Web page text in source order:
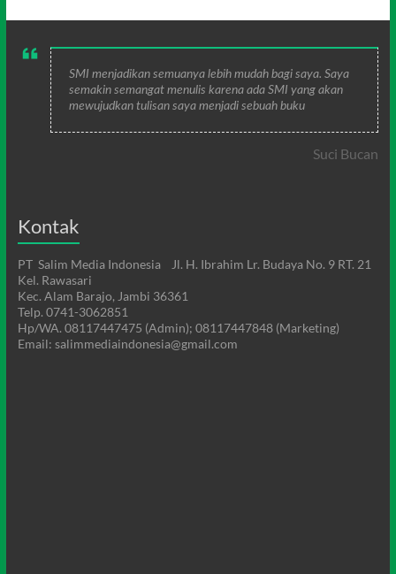
SMI menjadikan semuanya lebih mudah bagi saya. Saya
semakin semangat menulis karena ada SMI yang akan
mewujudkan tulisan saya menjadi sebuah buku
Suci Bucan
Kontak
PT Salim Media Indonesia Jl. H. Ibrahim Lr. Budaya No. 9 RT. 21
Kel. Rawasari
Kec. Alam Barajo, Jambi 36361
Telp. 0741-3062851
Hp/WA. 08117447475 (Admin); 08117447848 (Marketing)
Email: salimmediaindonesia@gmail.com